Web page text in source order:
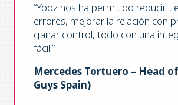
“Yooz nos ha permitido reducir
errores, mejorar la relación con
ganar control, todo con una
fácil.”
Mercedes Tortuero – Head
Guys Spain)